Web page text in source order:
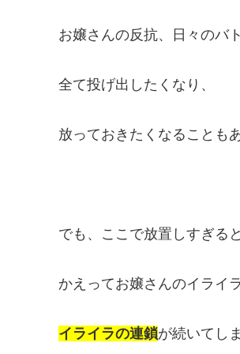
お嬢さんの反抗、日々のバト
全て投げ出したくなり、
放っておきたくなることも
でも、ここで放置しすぎると
かえってお嬢さんのイライ
イライラの連鎖が続いてし